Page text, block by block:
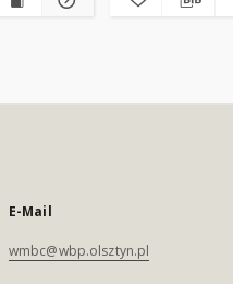
E-Mail
wmbc@wbp.olsztyn.pl